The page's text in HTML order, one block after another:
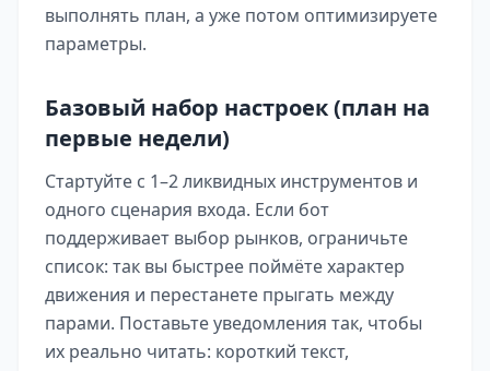
выполнять план, а уже потом оптимизируете
параметры.
Базовый набор настроек (план на
первые недели)
Стартуйте с 1–2 ликвидных инструментов и
одного сценария входа. Если бот
поддерживает выбор рынков, ограничьте
список: так вы быстрее поймёте характер
движения и перестанете прыгать между
парами. Поставьте уведомления так, чтобы
их реально читать: короткий текст,